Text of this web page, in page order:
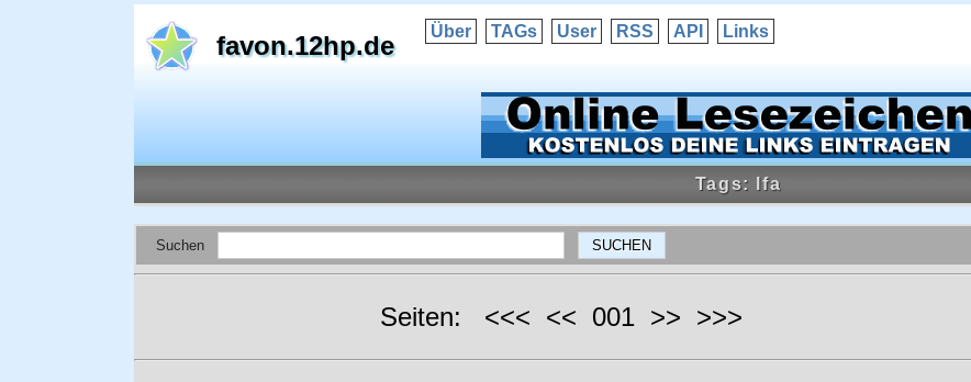
favon.12hp.de Über TAGs User RSS API Links
Tags: lfa
Suchen
Seiten: <<< << 001 >> >>>